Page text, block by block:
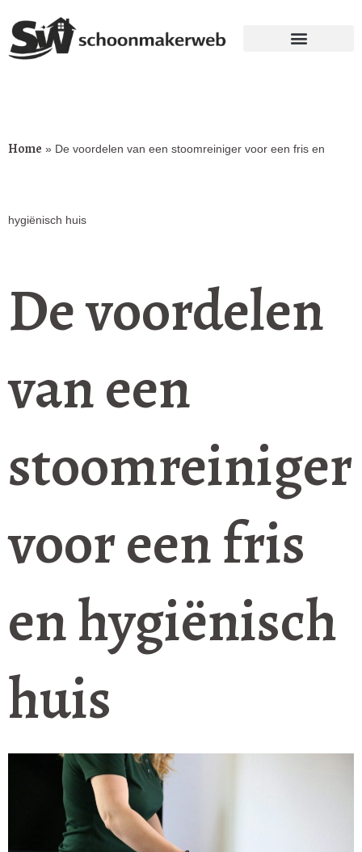
Home » De voordelen van een stoomreiniger voor een fris en
hygiënisch huis
De voordelen
van een
stoomreiniger
voor een fris
en hygiënisch
huis